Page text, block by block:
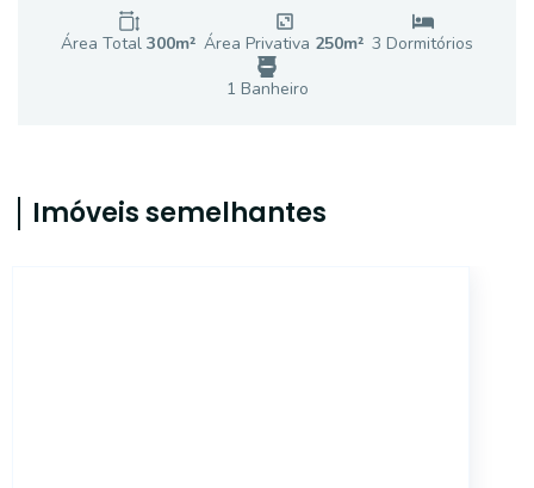
Área Total 300m² Área Privativa 250m² 3 Dormitórios
1 Banheiro
Imóveis semelhantes